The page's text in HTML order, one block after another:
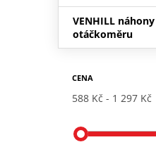
VENHILL náhony
otáčkoměru
CENA
588 Kč 1 297 Kč